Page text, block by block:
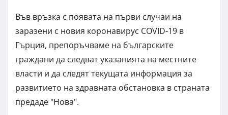
Във връзка с появата на първи случаи на
заразени с новия коронавирус COVID-19 в
Гърция, препоръчваме на българските
граждани да следват указанията на местните
власти и да следят текущата информация за
развитието на здравната обстановка в страната
предаде "Нова".